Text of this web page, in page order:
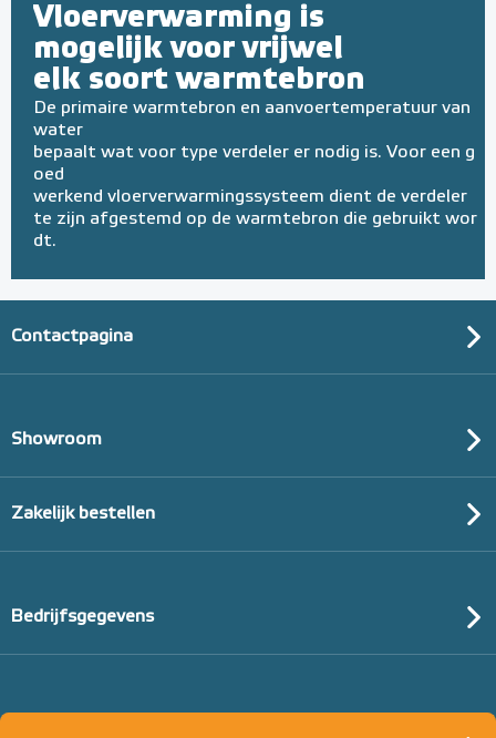
Vloerverwarming is
mogelijk voor vrijwel
elk soort warmtebron
De primaire warmtebron en aanvoertemperatuur van
water
bepaalt wat voor type verdeler er nodig is. Voor een g
oed
werkend vloerverwarmingssysteem dient de verdeler
te zijn afgestemd op de warmtebron die gebruikt wor
dt.
Contactpagina
Showroom
Zakelijk bestellen
Bedrijfsgegevens